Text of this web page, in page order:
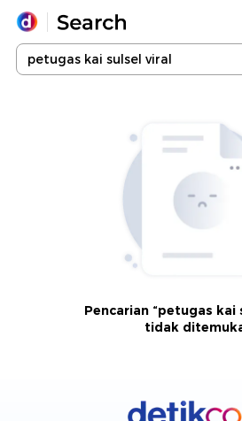
Yang sedang ramai dicari
Terakhir yang dicari
Pencarian “petugas kai
tidak